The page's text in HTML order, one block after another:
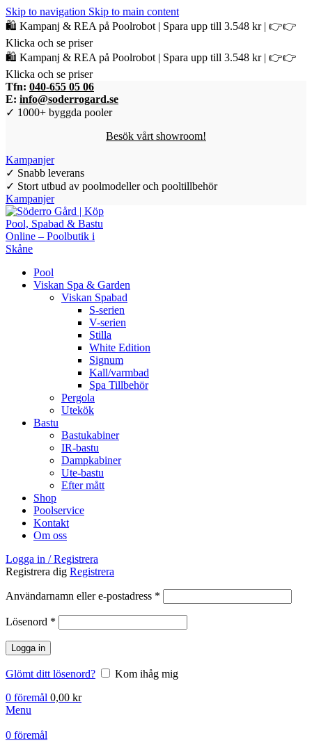
Skip to navigation Skip to main content
🛍️ Kampanj & REA på Poolrobot | Spara upp till 3.548 kr | 👉👉
Klicka och se priser
🛍️ Kampanj & REA på Poolrobot | Spara upp till 3.548 kr | 👉👉
Klicka och se priser
Tfn: 040-655 05 06
E: info@soderrogard.se
✓ 1000+ byggda pooler
Besök vårt showroom!
Kampanjer
✓ Snabb leverans
✓ Stort utbud av poolmodeller och pooltillbehör
Kampanjer
Pool
Viskan Spa & Garden
Viskan Spabad
S-serien
V-serien
Stilla
White Edition
Signum
Kall/varmbad
Spa Tillbehör
Pergola
Utekök
Bastu
Bastukabiner
IR-bastu
Dampkabiner
Ute-bastu
Efter mått
Shop
Poolservice
Kontakt
Om oss
Logga in / Registrera
Registrera dig Registrera
Användarnamn eller e-postadress *
Lösenord *
Logga in
Glömt ditt lösenord?
Kom ihåg mig
0 föremål 0,00 kr
Menu
0 föremål